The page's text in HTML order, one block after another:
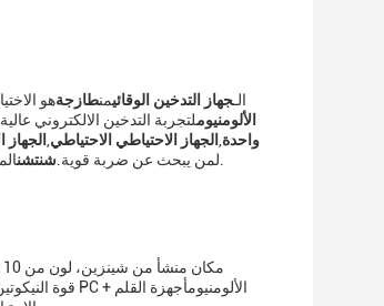
الـجهاز التدخين الوقائيمنطازجةهو
الصف الغذائي PC + الألومنيوملتجربة التدخين الالكتروني
واحدة الجهاز الاحتياطي الاحتياطي الجهاز
لمن يبحث عن ضربة قوية. شنتشن